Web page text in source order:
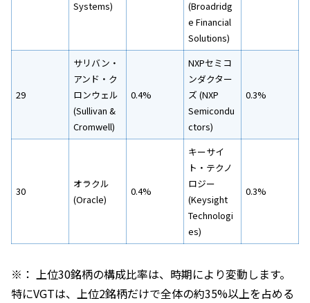
Systems)
(Broadridg
e Financial
Solutions)
29
サリバン・
アンド・ク
ロンウェル
(Sullivan &
Cromwell)
0.4%
NXPセミコ
ンダクター
ズ (NXP
Semicondu
ctors)
0.3%
30
オラクル
(Oracle)
0.4%
キーサイ
ト・テクノ
ロジー
(Keysight
Technologi
es)
0.3%
※： 上位30銘柄の構成比率は、時期により変動します。
特にVGTは、上位2銘柄だけで全体の約35%以上を占める